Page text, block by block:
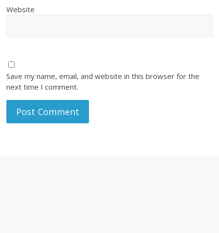
Website
Save my name, email, and website in this browser for the
next time I comment.